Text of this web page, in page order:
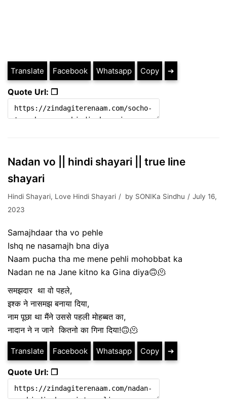
Translate Facebook Whatsapp Copy ➔
Quote Url: ❐
Nadan vo || hindi shayari || true line
shayari
Hindi Shayari, Love Hindi Shayari by SONIKa Sindhu
July 16,
2023
Samajhdaar tha vo pehle
Ishq ne nasamajh bna diya
Naam pucha tha me mene pehli mohobbat ka
Nadan ne na Jane kitno ka Gina diya🙃🫠
समझदार था वो पहले,
इश्क ने नासमझ बनाया दिया,
नाम पूछा था मैंने उससे पहली मोहब्बत का,
नादान ने न जाने कितनो का गिना दिया!🙃🫠
Translate Facebook Whatsapp Copy ➔
Quote Url: ❐